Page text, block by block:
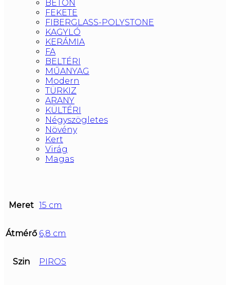
BETON
FEKETE
FIBERGLASS-POLYSTONE
KAGYLÓ
KERÁMIA
FA
BELTÉRI
MŰANYAG
Modern
TÜRKIZ
ARANY
KÜLTÉRI
Négyszögletes
Növény
Kert
Virág
Magas
Meret 15 cm
Átmérő 6,8 cm
Szin PIROS